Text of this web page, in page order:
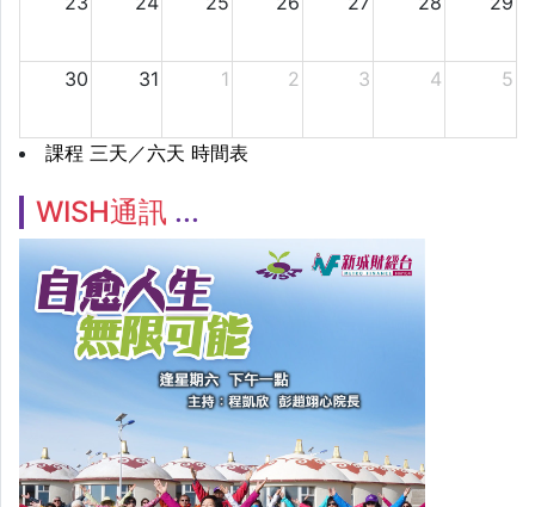
30 31 1 2 3 4 5
課程 三天／六天 時間表
WISH通訊